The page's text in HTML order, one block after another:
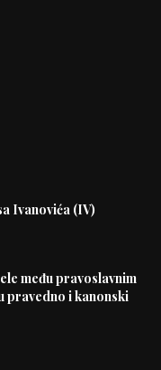
Ivanovića (IV)
među pravoslavnim
pravedno i kanonski